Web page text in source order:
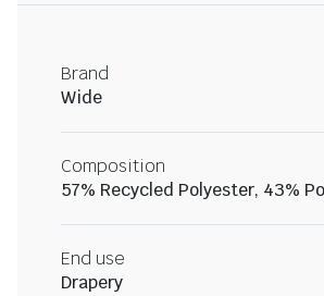
Brand
Wide
Composition
57% Recycled Polyester, 43%
End use
Drapery